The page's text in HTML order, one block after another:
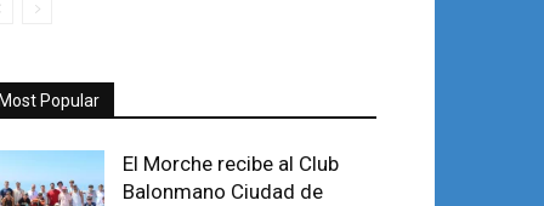
Popular
El Morche recibe al Club
Balonmano Ciudad de